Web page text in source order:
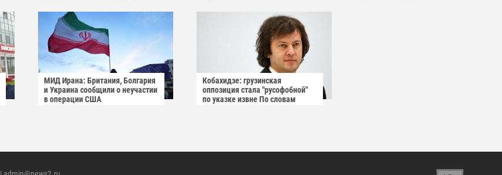
МИД Ирана: Британия, Болгария
и Украина сообщили о неучастии
в операции США
Кобахидзе: грузинская
оппозиция стала "русофобной"
по указке извне По словам